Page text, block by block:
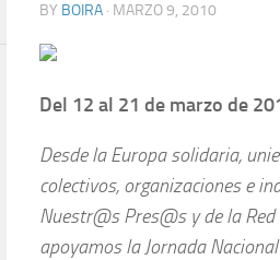
BY BOIRA · MARZO 9, 2010
Del 12 al 21 de marzo de
Desde la Europa solidaria,
colectivos, organizaciones e
Nuestr@s Pres@s y de la
apoyamos la Jornada